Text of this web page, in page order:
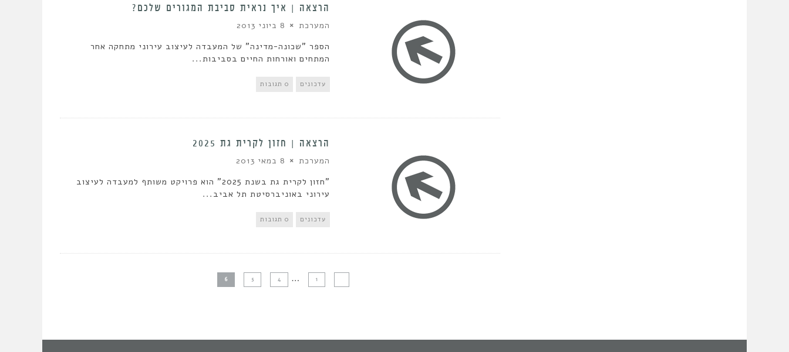
הרצאה | איך נראית סביבת המגורים שלכם?
המערכת 8 ביוני 2013
הספר "שכונה-מדינה" של המעבדה לעיצוב עירוני מתחקה אחר
המתחים ואורחות החיים בסביבות...
עדכונים 0 תגובות
הרצאה | חזון לקרית גת 2025
המערכת 8 במאי 2013
"חזון לקרית גת בשנת 2025" הוא פרויקט משותף למעבדה לעיצוב
עירוני באוניברסיטת תל אביב...
עדכונים 0 תגובות
1
…
4
5
6